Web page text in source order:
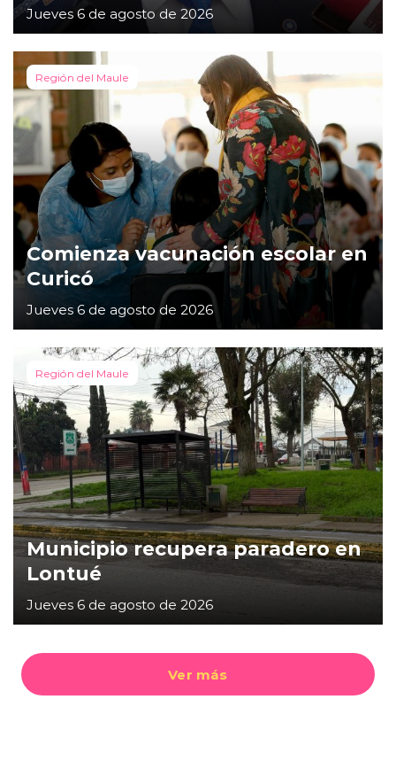
Ver más
Jueves 6 de agosto de 2026
Región del Maule
Comienza vacunación escolar en
Curicó
Jueves 6 de agosto de 2026
Región del Maule
Municipio recupera paradero en
Lontué
Jueves 6 de agosto de 2026